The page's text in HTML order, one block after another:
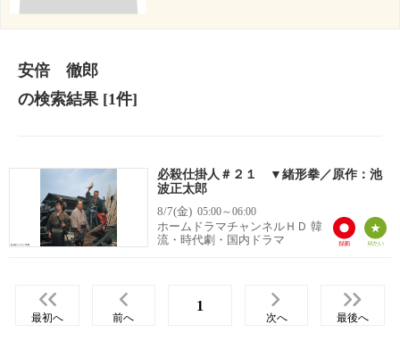
安倍 徹郎
の検索結果[1件]
必殺仕掛人＃２１ ▼緒形拳／原作：池
波正太郎
8/7(金) 05:00～06:00
ホームドラマチャンネルＨＤ 韓
流・時代劇・国内ドラマ
最初へ 前へ
1
次へ 最後へ